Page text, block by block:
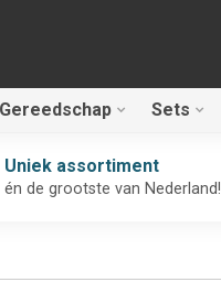
Gereedschap Sets
Uniek assortiment
én de grootste van Nederland!